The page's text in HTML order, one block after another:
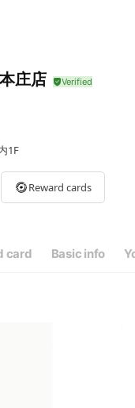
庄店
1F
Reward cards
card Basic info